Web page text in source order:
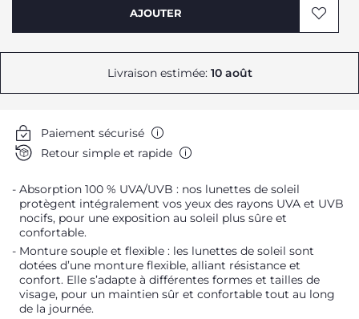
AJOUTER
Livraison estimée: 10 août
Paiement sécurisé
Retour simple et rapide
Absorption 100 % UVA/UVB : nos lunettes de soleil
protègent intégralement vos yeux des rayons UVA et UVB
nocifs, pour une exposition au soleil plus sûre et
confortable.
Monture souple et flexible : les lunettes de soleil sont
dotées d’une monture flexible, alliant résistance et
confort. Elle s’adapte à différentes formes et tailles de
visage, pour un maintien sûr et confortable tout au long
de la journée.